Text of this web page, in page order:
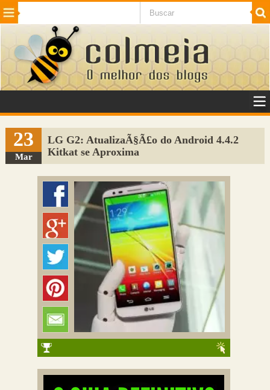
Beleza Cinema e TV
Internet Jogos NotÃ­cias SaÃºde
VeÃ­culos Adulto
Sugerir Link
Adicionar Blog
Colmeia Exchange
Perguntas Frequentes
23
Mar
LG G2: AtualizaÃ§Ã£o do Android 4.4.2
Kitkat se Aproxima